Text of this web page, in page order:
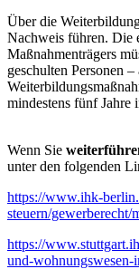
Über die
Nachweis führen. Die
Maßnahmenträgers
geschulten Personen
mindestens fünf Jahre
Wenn Sie
unter den folgenden
https://www.ihk-
steuern/
https://
und-